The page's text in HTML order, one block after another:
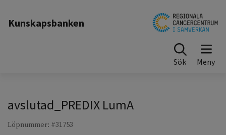
Kunskapsbanken
Sök
avslutad_PREDIX LumA
Löpnummer: #31753